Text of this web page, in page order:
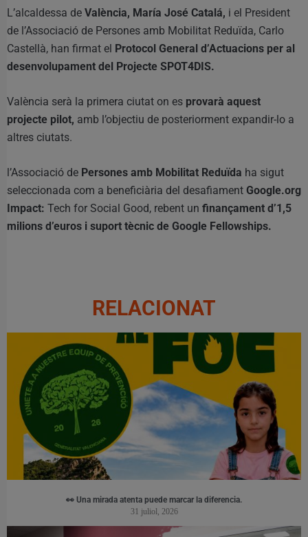
L’alcaldessa de València, María José Catalá, i el President
de l’Associació de Persones amb Mobilitat Reduïda, Carlo
Castellà, han firmat el Protocol General d’Actuacions per al
desenvolupament del Projecte SPOT4DIS.
València serà la primera ciutat on es provarà aquest
projecte pilot, amb l’objectiu de posteriorment expandir-lo a
altres ciutats.
l’Associació de Persones amb Mobilitat Reduïda ha sigut
seleccionada com a beneficiària del desafiament Google.org
Impact: Tech for Social Good, rebent un finançament d’1,5
milions d’euros i suport tècnic de Google Fellowships.
RELACIONAT
👀 Una mirada atenta puede marcar la diferencia.
31 juliol, 2026